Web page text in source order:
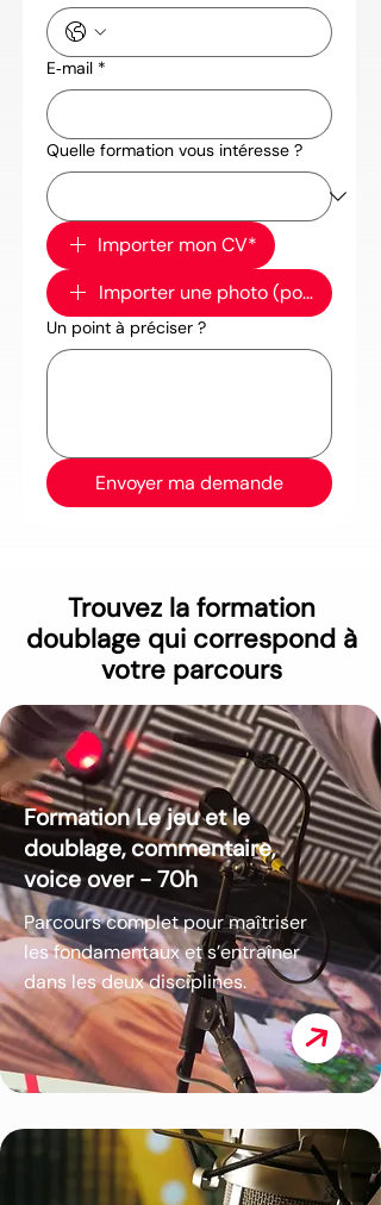
E‑mail *
Quelle formation vous intéresse ?
Importer mon CV*
Importer une photo (portrait)
Un point à préciser ?
Envoyer ma demande
Trouvez la formation
doublage qui correspond à
votre parcours
Formation Le jeu et le
doublage, commentaire,
voice over - 70h
Parcours complet pour maîtriser
les fondamentaux et s’entraîner
dans les deux disciplines.